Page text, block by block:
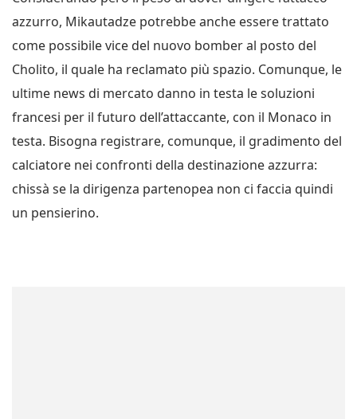
azzurro, Mikautadze potrebbe anche essere trattato
come possibile vice del nuovo bomber al posto del
Cholito, il quale ha reclamato più spazio. Comunque, le
ultime news di mercato danno in testa le soluzioni
francesi per il futuro dell’attaccante, con il Monaco in
testa. Bisogna registrare, comunque, il gradimento del
calciatore nei confronti della destinazione azzurra:
chissà se la dirigenza partenopea non ci faccia quindi
un pensierino.